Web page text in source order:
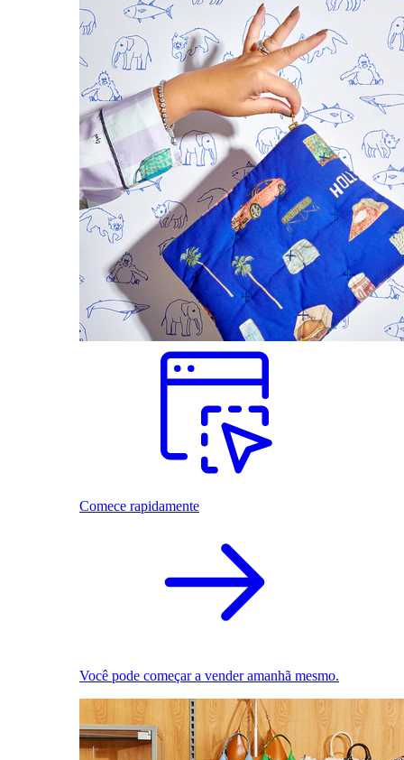
Comece rapidamente
Você pode começar a vender amanhã mesmo.